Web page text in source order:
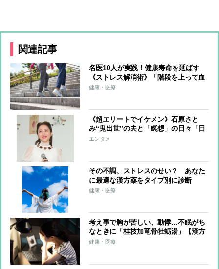
関連記事
名医10人が実践！健康寿命を延ばす
《ストレス解消術》「階段を上って血
流をよくする」「1〜5分程度の瞑想」
健康・医療
《超エリートでイケメン》石原さと
み“鬼出世”の夫と「瞑想」の日々「日
本でも多くの企業が導入」その効果と
エンタメ
その不調、ストレスのせい？ あなた
に最適な漢方薬をタイプ別に診断
健康・医療
考え事で胸が苦しい、動悸…不眠がち
なときに「桂枝加竜骨牡蛎湯」【漢方
でカラダケア】
健康・医療